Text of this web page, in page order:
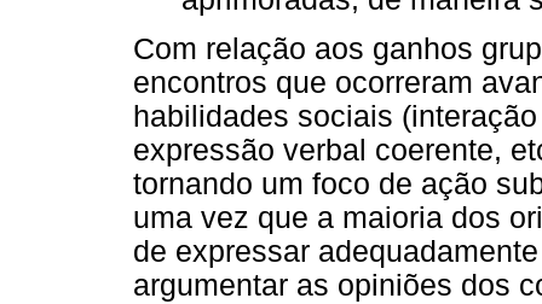
Com relação aos ganhos
encontros que ocorreram
habilidades sociais
expressão verbal coerente,
tornando um foco de ação
uma vez que a maioria dos
de expressar
argumentar as opiniões dos